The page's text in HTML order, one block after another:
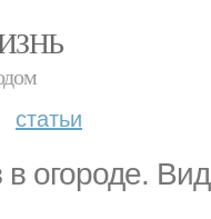
статьи
в огороде.